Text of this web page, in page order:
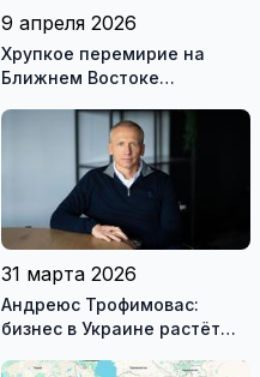
9 апреля 2026
Хрупкое перемирие на
Ближнем Востоке
31 марта 2026
Андреюс Трофимовас:
бизнес в Украине растёт